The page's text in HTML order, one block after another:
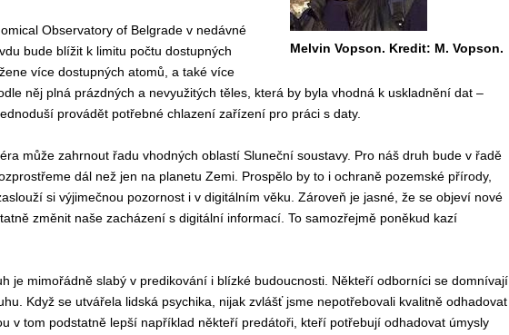
Melvin Vopson. Kredit: M. Vopson.
Observatory of Belgrade v nedávné
bude blížit k limitu počtu dostupných
více dostupných atomů, a také více
něj plná prázdných a nevyužitých těles, která by byla vhodná k uskladnění dat –
provádět potřebné chlazení zařízení pro práci s daty.
může zahrnout řadu vhodných oblastí Sluneční soustavy. Pro náš druh bude v řadě
dál než jen na planetu Zemi. Prospělo by to i ochraně pozemské přírody,
si výjimečnou pozornost i v digitálním věku. Zároveň je jasné, že se objeví nové
změnit naše zacházení s digitální informací. To samozřejmě poněkud kazí
je mimořádně slabý v predikování i blízké budoucnosti. Někteří odborníci se
Když se utvářela lidská psychika, nijak zvlášť jsme nepotřebovali kvalitně odhadovat
v tom podstatně lepší například někteří predátoři, kteří potřebují odhadovat úmysly